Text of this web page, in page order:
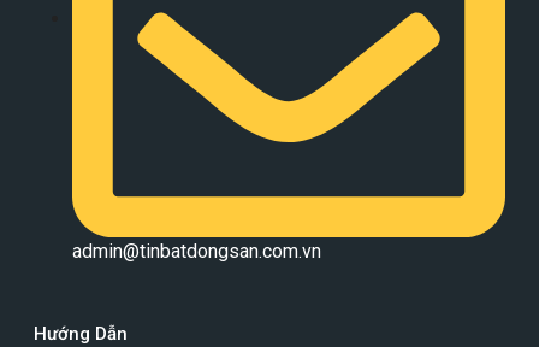
admin@tinbatdongsan.com.vn
Hướng Dẫn